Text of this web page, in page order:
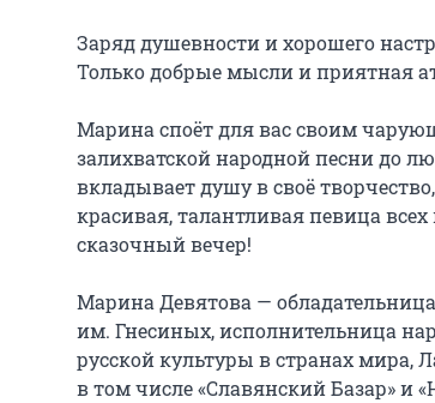
Заряд душевности и хорошего
Только добрые мысли и приятная
Марина споёт для вас своим
залихватской народной песни до
вкладывает душу в своё
красивая, талантливая певица
сказочный вечер!
Марина Девятова —
им. Гнесиных, исполнительница
русской культуры в странах
в том числе «Славянский Базар» и